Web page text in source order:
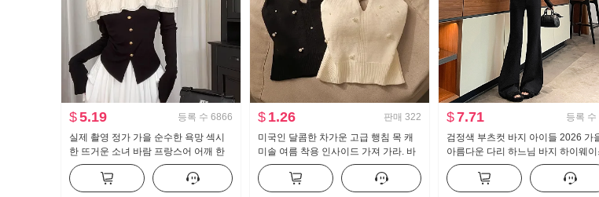
$5.19 등록 수 6866
실제 촬영 정가 가을 순수한 욕망 섹시
한 뜨거운 소녀 바람 프랑스어 어깨 한
개 긴 소매 티셔츠 여자 프릴 허리 맨위
$ 1.26 판매 322
미국인 달콤한 차가운 고급 행침 목 캐
미솔 여름 착용 인사이드 가져 가라. 바
지를 입는 셔츠 뜨거운 소녀 뜨개질 튜
브 톱 맨위
$7.71 등록 수
검정색 부츠컷 바지 아이들 2026 가
아름다운 다리 하느님 바지 하이웨이
트 수퍼 모델 바지 몸매 가꾸기 신축
캐주얼 나팔 슬랙스